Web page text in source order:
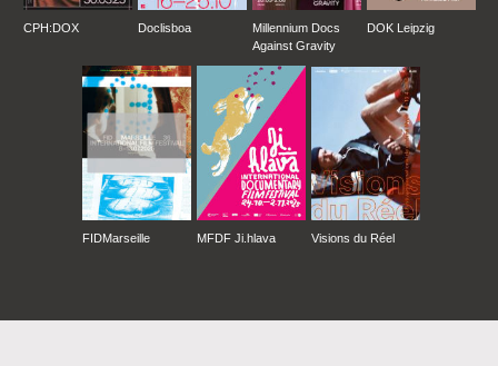
CPH:DOX Doclisboa
Millennium Docs
Against Gravity
DOK Leipzig
FIDMarseille MFDF Ji.hlava Visions du Réel